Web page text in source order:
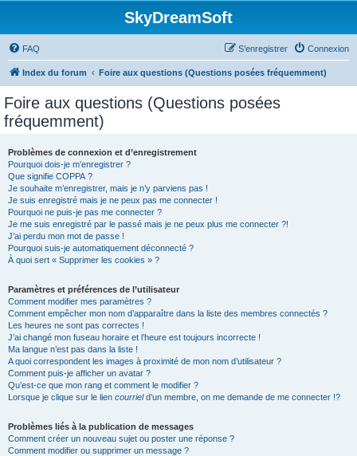
SkyDreamSoft
FAQ Connexion
S’enregistrer
Index du forum Foire aux questions (Questions posées fréquemment)
Foire aux questions (Questions posées
fréquemment)
Problèmes de connexion et d’enregistrement
Pourquoi dois-je m’enregistrer ?
Que signifie COPPA ?
Je souhaite m’enregistrer, mais je n’y parviens pas !
Je suis enregistré mais je ne peux pas me connecter !
Pourquoi ne puis-je pas me connecter ?
Je me suis enregistré par le passé mais je ne peux plus me connecter ?!
J’ai perdu mon mot de passe !
Pourquoi suis-je automatiquement déconnecté ?
À quoi sert « Supprimer les cookies » ?
Paramètres et préférences de l’utilisateur
Comment modifier mes paramètres ?
Comment empêcher mon nom d’apparaître dans la liste des membres connectés ?
Les heures ne sont pas correctes !
J’ai changé mon fuseau horaire et l’heure est toujours incorrecte !
Ma langue n’est pas dans la liste !
A quoi correspondent les images à proximité de mon nom d’utilisateur ?
Comment puis-je afficher un avatar ?
Qu’est-ce que mon rang et comment le modifier ?
Lorsque je clique sur le lien courrield’un membre, on me demande de me connecter !?
Problèmes liés à la publication de messages
Comment créer un nouveau sujet ou poster une réponse ?
Comment modifier ou supprimer un message ?